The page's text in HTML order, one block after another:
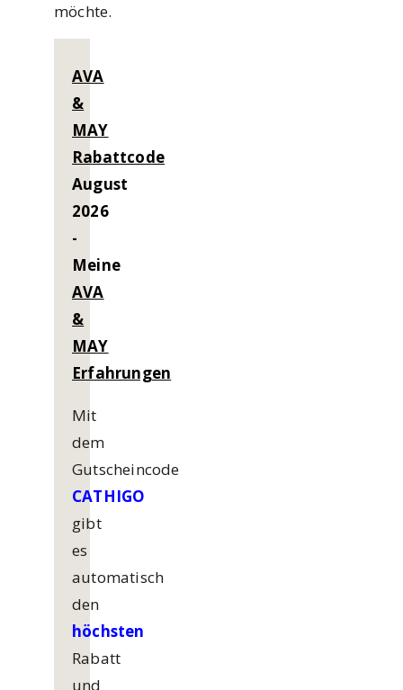
möchte.
AVA
&
MAY
Rabattcode
August
2026
-
Meine
AVA
&
MAY
Erfahrungen
Mit
dem
Gutscheincode
CATHIGO
gibt
es
automatisch
den
höchsten
Rabatt
und